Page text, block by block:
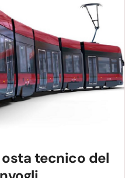
osta tecnico del